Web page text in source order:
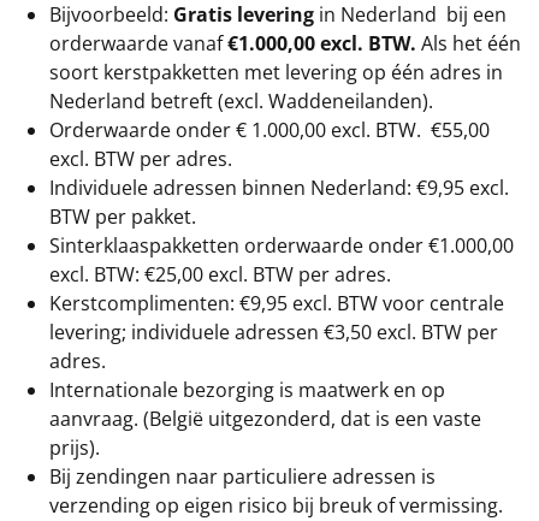
Bijvoorbeeld: Gratis levering in Nederland bij een
orderwaarde vanaf€1.000,00 excl. BTW. Als het één
soort kerstpakketten met levering op één adres in
Nederland betreft (excl. Waddeneilanden).
Orderwaarde onder € 1.000,00 excl. BTW. €55,00
excl. BTW per adres.
Individuele adressen binnen Nederland: €9,95 excl.
BTW per pakket.
Sinterklaaspakketten orderwaarde onder €1.000,00
excl. BTW: €25,00 excl. BTW per adres.
Kerstcomplimenten: €9,95 excl. BTW voor centrale
levering; individuele adressen €3,50 excl. BTW per
adres.
Internationale bezorging is maatwerk en op
aanvraag. (België uitgezonderd, dat is een vaste
prijs).
Bij zendingen naar particuliere adressen is
verzending op eigen risico bij breuk of vermissing.